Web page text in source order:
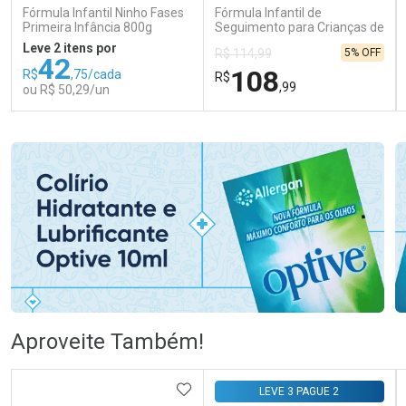
Fórmula Infantil Ninho Fases
Primeira Infância 800g
Leve 2 itens por
R$42,75/cada
ou R$ 50,29/un
Comprar sem Desconto
Comprar sem Desconto
Fórmula Infantil de
Seguimento para Crianças de
Primeira Infância Nestonutri
2 Unidades de 800g cada
R$ 114,99
R$108,99
5% OFF
Laboratório
Comprar sem Desconto
Por R$ 108,99/cada
Por Menos
Comprar sem Desconto
Por R$ 108,99/cada
Aproveite Também!
ADICIONAR AOS FAVORITOS
LEVE 3 PAGUE 2